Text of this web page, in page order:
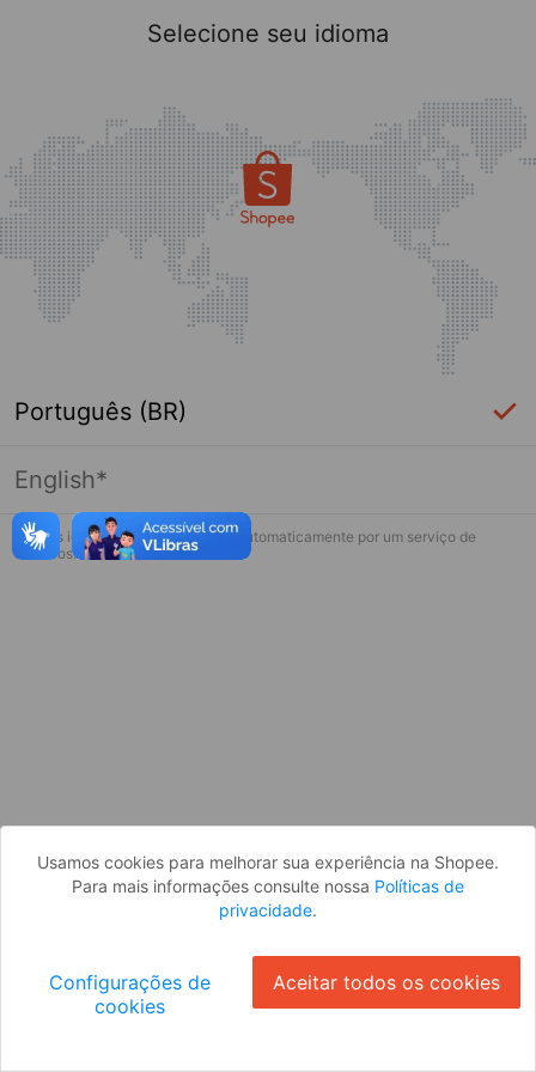
Página indisponível
Desculpe, algo deu errado. Faça login
Selecione seu idioma
Português (BR)
English*
* Esses idiomas serão traduzidos automaticamente por um serviço de
terceiros.
Usamos cookies para melhorar sua experiência na Shopee.
Para mais informações consulte nossa Políticas de
privacidade.
Configurações de
cookies
Aceitar todos os cookies